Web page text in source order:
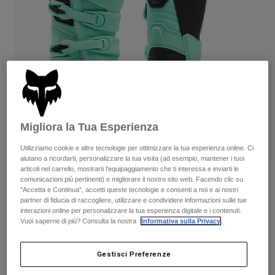
Pantaloni
Pantaloncini
Giacche
Protezioni
Maschere
Calze
Parti di ricambio
Pantaloni
Guanti
Giacche
Protezioni
Maschere
Calze
Borse e accessori
Parti di ricambio
Donna
T-shirt
Felpe
Giacche
Pantaloni & Pantaloncini
Camicie
Vedi tutto
Protezioni
Maschere
Vedi tutto
Caschi
Maglie​
Pantaloni
Stivali
Protezioni
Guanti
Recensioni
Stivali da ragazzo Comp
Price reduced from
€ 161.99
Migliora la Tua Esperienza
Utilizziamo cookie e altre tecnologie per ottimizzare la tua esperienza online. Ci
aiutano a ricordarti, personalizzare la tua visita (ad esempio, mantener i tuoi
articoli nel carrello, mostrarti l’equipaggiamento che ti interessa e inviarti le
comunicazioni più pertinenti) e migliorare il nostro sito web. Facendo clic su
"Accetta e Continua", accetti queste tecnologie e consenti a noi e ai nostri
partner di fiducia di raccogliere, utilizzare e condividere informazioni sulle tue
interazioni online per personalizzare la tua esperienza digitale e i contenuti.
Vuoi saperne di più? Consulta la nostra
Informativa sulla Privacy
Gestisci Preferenze